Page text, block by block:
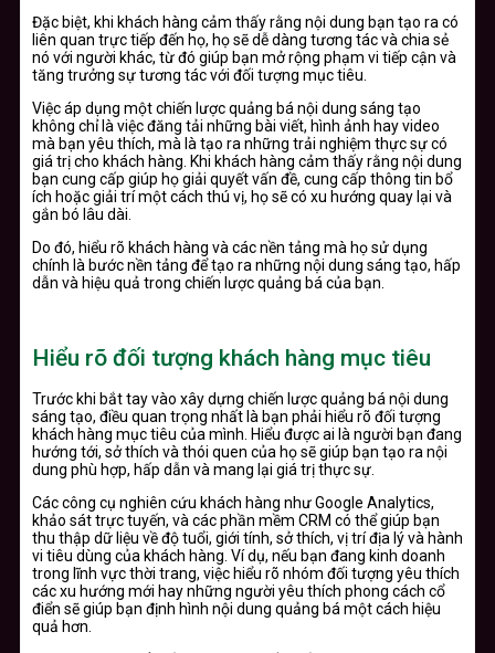
Đặc biệt, khi khách hàng cảm thấy rằng nội dung bạn tạo ra có
liên quan trực tiếp đến họ, họ sẽ dễ dàng tương tác và chia sẻ
nó với người khác, từ đó giúp bạn mở rộng phạm vi tiếp cận và
tăng trưởng sự tương tác với đối tượng mục tiêu.
Việc áp dụng một chiến lược quảng bá nội dung sáng tạo
không chỉ là việc đăng tải những bài viết, hình ảnh hay video
mà bạn yêu thích, mà là tạo ra những trải nghiệm thực sự có
giá trị cho khách hàng. Khi khách hàng cảm thấy rằng nội dung
bạn cung cấp giúp họ giải quyết vấn đề, cung cấp thông tin bổ
ích hoặc giải trí một cách thú vị, họ sẽ có xu hướng quay lại và
gắn bó lâu dài.
Do đó, hiểu rõ khách hàng và các nền tảng mà họ sử dụng
chính là bước nền tảng để tạo ra những nội dung sáng tạo, hấp
dẫn và hiệu quả trong chiến lược quảng bá của bạn.
Hiểu rõ đối tượng khách hàng mục tiêu
Trước khi bắt tay vào xây dựng chiến lược quảng bá nội dung
sáng tạo, điều quan trọng nhất là bạn phải hiểu rõ đối tượng
khách hàng mục tiêu của mình. Hiểu được ai là người bạn đang
hướng tới, sở thích và thói quen của họ sẽ giúp bạn tạo ra nội
dung phù hợp, hấp dẫn và mang lại giá trị thực sự.
Các công cụ nghiên cứu khách hàng như Google Analytics,
khảo sát trực tuyến, và các phần mềm CRM có thể giúp bạn
thu thập dữ liệu về độ tuổi, giới tính, sở thích, vị trí địa lý và hành
vi tiêu dùng của khách hàng. Ví dụ, nếu bạn đang kinh doanh
trong lĩnh vực thời trang, việc hiểu rõ nhóm đối tượng yêu thích
các xu hướng mới hay những người yêu thích phong cách cổ
điển sẽ giúp bạn định hình nội dung quảng bá một cách hiệu
quả hơn.